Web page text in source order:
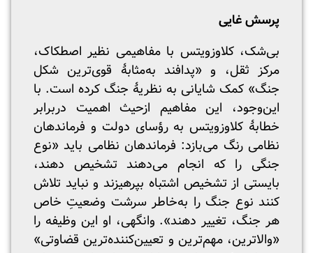
پرسش غایی
بی‌شک، کلاوزویتس با مفاهیمی نظیر اصطکاک،
مرکز ثقل، و «پدافند به‌مثابۀ قوی‌ترین شکل
جنگ» کمک شایانی به نظریۀ جنگ کرده است. با
این‌وجود، این مفاهیم ازحیث اهمیت دربرابر
خطابۀ کلاوزویتس به رؤسای دولت و فرماندهان
نظامی رنگ می‌بازد: فرماندهان نظامی باید «نوع
جنگی را که انجام می‌دهند تشخیص دهند،
بایستی از تشخیص اشتباه بپرهیزند و نباید تلاش
کنند نوع جنگ را به‌خاطر سرشت وضعیتِ‌ خاص
هر جنگ، تغییر دهند». وانگهی، او این وظیفه‌ را
«والاترین، مهم‌ترین و تعیین‌کننده‌ترین قضاوتی»